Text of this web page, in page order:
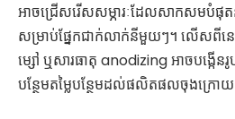
អាចជ្រើសរើសសម្ភារៈដែលសាកសមបំផុ
សម្រាប់ផ្នែកជាក់លាក់នីមួយៗ។ លើសពីនេ
ម្សៅ ឬសារធាតុ anodizing អាចបង្កើនរូ
បន្ថែមតម្លៃបន្ថែមដល់ផលិតផលចុងក្រោ